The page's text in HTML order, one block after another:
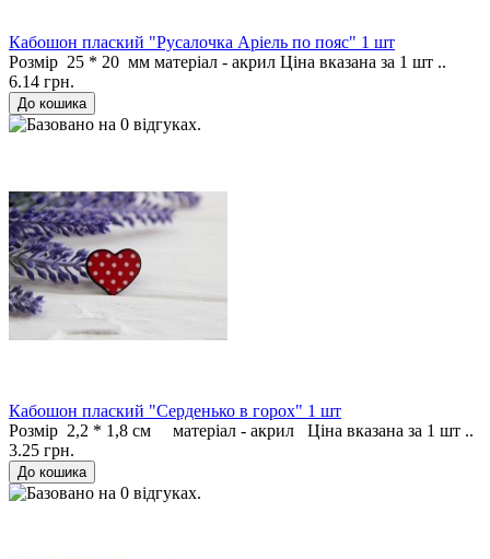
Кабошон плаский "Русалочка Аріель по пояс" 1 шт
Розмір 25 * 20 мм матеріал - акрил Ціна вказана за 1 шт ..
6.14 грн.
Кабошон плаский "Серденько в горох" 1 шт
Розмір 2,2 * 1,8 см матеріал - акрил Ціна вказана за 1 шт ..
3.25 грн.